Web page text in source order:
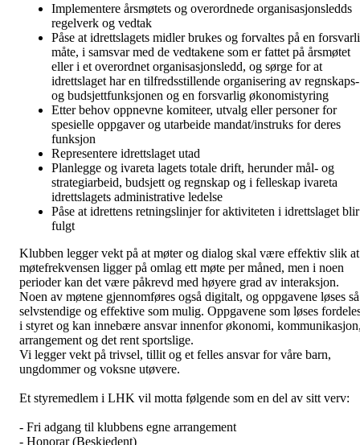
Implementere årsmøtets og overordnede organisasjonsledds
regelverk og vedtak
Påse at idrettslagets midler brukes og forvaltes på en
måte, i samsvar med de vedtakene som er fattet på årsmøtet
eller i et overordnet organisasjonsledd, og sørge for at
idrettslaget har en tilfredsstillende organisering av regnskaps-
og budsjettfunksjonen og en forsvarlig økonomistyring
Etter behov oppnevne komiteer, utvalg eller personer for
spesielle oppgaver og utarbeide mandat/instruks for deres
funksjon
Representere idrettslaget utad
Planlegge og ivareta lagets totale drift, herunder mål- og
strategiarbeid, budsjett og regnskap og i felleskap ivareta
idrettslagets administrative ledelse
Påse at idrettens retningslinjer for aktiviteten i idrettslaget blir
fulgt
Klubben legger vekt på at møter og dialog skal være effektiv slik at
møtefrekvensen ligger på omlag ett møte per måned, men i noen
perioder kan det være påkrevd med høyere grad av interaksjon.
Noen av møtene gjennomføres også digitalt, og oppgavene løses så
selvstendige og effektive som mulig. Oppgavene som løses
i styret og kan innebære ansvar innenfor økonomi,
arrangement og det rent sportslige.
Vi legger vekt på trivsel, tillit og et felles ansvar for våre barn,
ungdommer og voksne utøvere.
Et styremedlem i LHK vil motta følgende som en del av sitt verv:
- Fri adgang til klubbens egne arrangement
- Honorar (Beskjedent)